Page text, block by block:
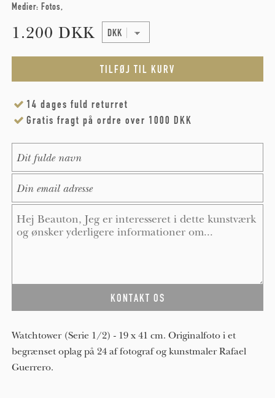
Medier: Fotos
1.200 DKK
14 dages fuld returret
Gratis fragt på ordre over 1000 DKK
Watchtower (Serie 1/2) - 19 x 41 cm. Originalfoto i et
begrænset oplag på 24 af fotograf og kunstmaler Rafael
Guerrero.